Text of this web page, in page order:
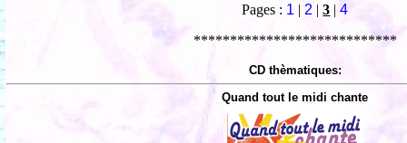
Pages : 1 | 2 |3 |4
****************************
CD thèmatiques:
Quand tout le midi chante